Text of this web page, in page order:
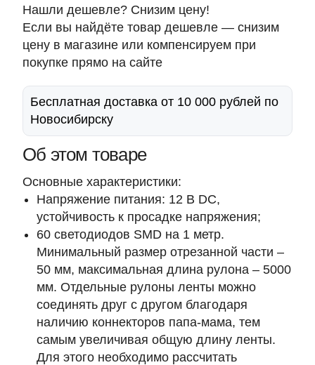
Нашли дешевле? Снизим цену!
Если вы найдёте товар дешевле — снизим
цену в магазине или компенсируем при
покупке прямо на сайте
Бесплатная доставка от 10 000 рублей по
Новосибирску
Об этом товаре
Основные характеристики:
Напряжение питания: 12 В DC,
устойчивость к просадке напряжения;
60 светодиодов SMD на 1 метр.
Минимальный размер отрезанной части –
50 мм, максимальная длина рулона – 5000
мм. Отдельные рулоны ленты можно
соединять друг с другом благодаря
наличию коннекторов папа-мама, тем
самым увеличивая общую длину ленты.
Для этого необходимо рассчитать